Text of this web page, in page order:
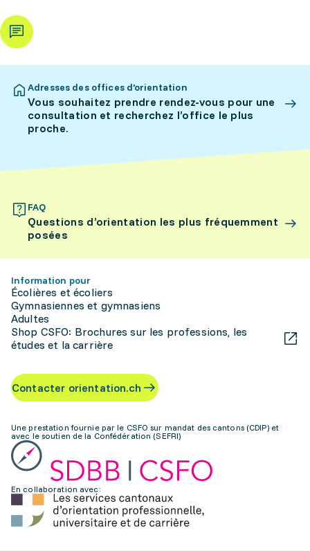
Adresses des offices d’orientation
Vous souhaitez prendre rendez-vous pour une
consultation et recherchez l’office le plus
proche.
FAQ
Questions d’orientation les plus fréquemment
posées
Information pour
Écolières et écoliers
Gymnasiennes et gymnasiens
Adultes
Shop CSFO: Brochures sur les professions, les
études et la carrière
Contacter orientation.ch
Une prestation fournie par le CSFO sur mandat des cantons (CDIP) et
avec le soutien de la Confédération (SEFRI)
En collaboration avec: